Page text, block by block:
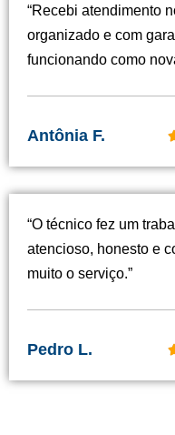
“Recebi atendimento
organizado e com
funcionando como
Antônia F.
“O técnico fez um
atencioso, honesto e
muito o serviço.”
Pedro L.